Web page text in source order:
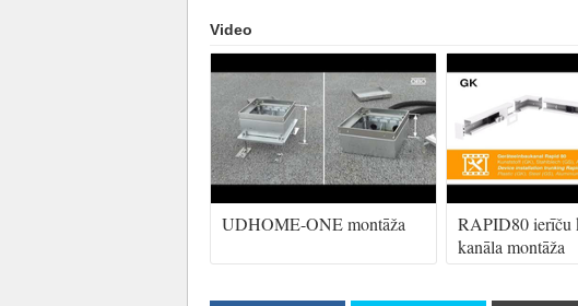
Video
UDHOME-ONE montāža
RAPID80 ierīču
kanāla montāža